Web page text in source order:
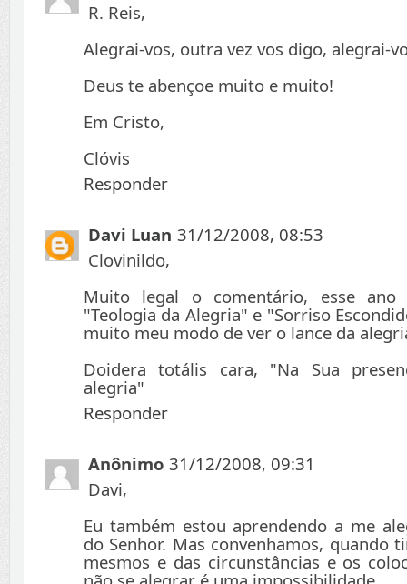
R. Reis,
Alegrai-vos, outra vez vos digo, alegrai-
Deus te abençoe muito e muito!
Em Cristo,
Clóvis
Responder
Davi Luan 31/12/2008, 08:53
Clovinildo,
Muito legal o comentário, esse
"Teologia da Alegria" e "Sorriso
muito meu modo de ver o lance da
Doidera totális cara, "Na Sua
alegria"
Responder
Anônimo 31/12/2008, 09:31
Davi,
Eu também estou aprendendo a me
do Senhor. Mas convenhamos, quando
mesmos e das circunstâncias e os